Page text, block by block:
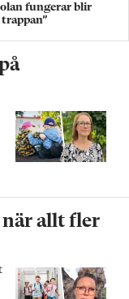
fungerar blir
när allt fler